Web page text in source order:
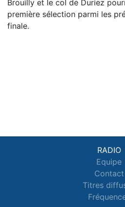
Brouilly et le col de Duriez
première sélection parmi les
finale.
RADIO
Equipe
Contact
Titres